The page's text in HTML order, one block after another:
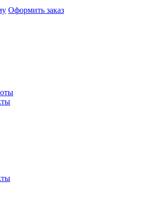
Оформить заказ